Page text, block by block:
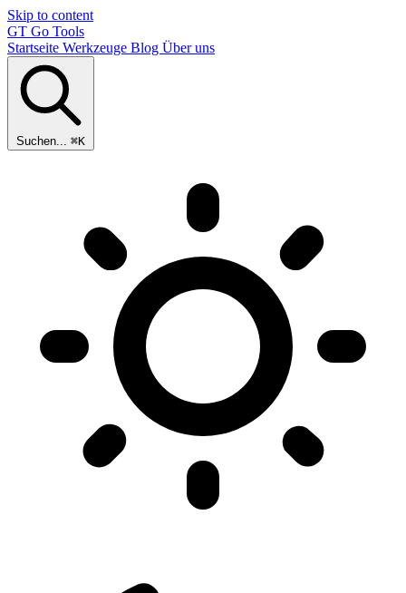
Skip to content
GT Go Tools
Startseite Werkzeuge Blog Über uns
Suchen... ⌘K